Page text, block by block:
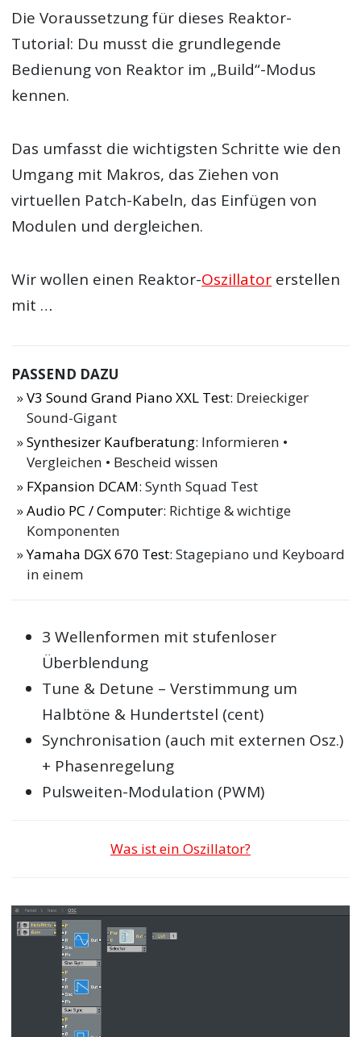
Die Voraussetzung für dieses Reaktor-
Tutorial: Du musst die grundlegende
Bedienung von Reaktor im „Build“-Modus
kennen.
Das umfasst die wichtigsten Schritte wie den
Umgang mit Makros, das Ziehen von
virtuellen Patch-Kabeln, das Einfügen von
Modulen und dergleichen.
Wir wollen einen Reaktor-Oszillator erstellen
mit …
PASSEND DAZU
V3 Sound Grand Piano XXL Test: Dreieckiger
Sound-Gigant
Synthesizer Kaufberatung: Informieren •
Vergleichen • Bescheid wissen
FXpansion DCAM: Synth Squad Test
Audio PC / Computer: Richtige & wichtige
Komponenten
Yamaha DGX 670 Test: Stagepiano und Keyboard
in einem
3 Wellenformen mit stufenloser
Überblendung
Tune & Detune – Verstimmung um
Halbtöne & Hundertstel (cent)
Synchronisation (auch mit externen Osz.)
+ Phasenregelung
Pulsweiten-Modulation (PWM)
Was ist ein Oszillator?